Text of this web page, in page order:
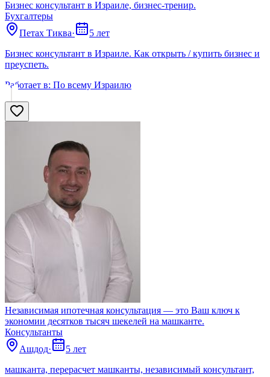
Бизнес консультант в Израиле, бизнес-тренир.
Бухгалтеры
Петах Тиква·
5 лет
Бизнес консультант в Израиле. Как открыть / купить бизнес и
преуспеть.
Работает в: По всему Израилю
Независимая ипотечная консультация — это Ваш ключ к
экономии десятков тысяч шекелей на машканте.
Консультанты
Ашдод·
5 лет
машканта, перерасчет машканты, независимый консультант,